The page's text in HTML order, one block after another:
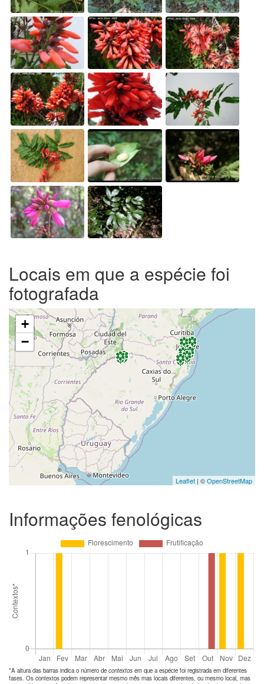
Locais em que a espécie foi
fotografada
+
−
Leaflet | ©OpenStreetMap
Informações fenológicas
*A altura das barras indica o número de contextos em que a espécie foi registrada em diferentes
fases. Os contextos podem representar mesmo mês mas locais diferentes, ou mesmo local, mas